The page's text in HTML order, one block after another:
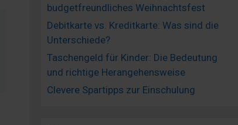
budgetfreundliches Weihnachtsfest
Debitkarte vs. Kreditkarte: Was sind die
Unterschiede?
Taschengeld für Kinder: Die Bedeutung
und richtige Herangehensweise
Clevere Spartipps zur Einschulung